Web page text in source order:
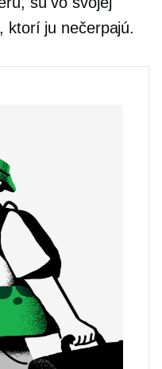
ktorí ju nečerpajú.